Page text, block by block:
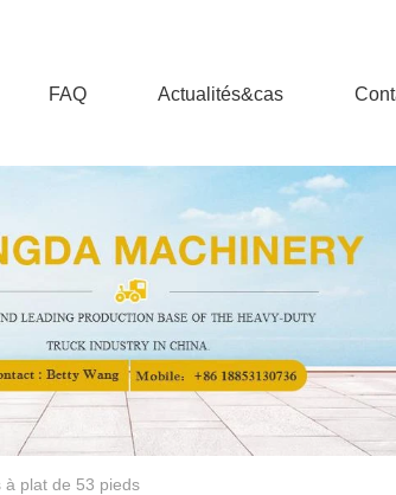
FAQ Actualités&cas
plat de 53 pieds